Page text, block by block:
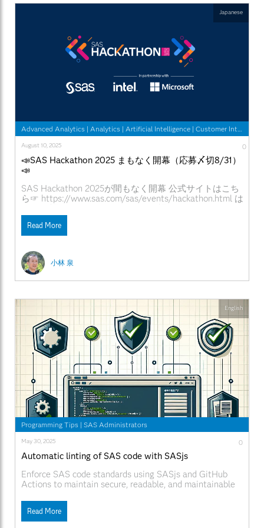
Advanced Analytics | Analytics | Artificial Intelligence | Customer Intelligence
小林 泉
August 10, 2025 0
📣SAS Hackathon 2025 まもなく開幕（応募〆切8/31）
📣
SAS Hackathon 2025が間もなく開幕 公式サイトはこち
ら☞ https://www.sas.com/sas/events/hackathon.html は
データは参加者ご自身で準備いただきます 2023年の日本
からの参加チームは、オープンデータを使用したチー
ム、普段の自社内の取り組みプロジェクトのデータを使
用したチームなどがありました 分析環境や、専門スキル
の支援などはSAS側で用意されます コミュニケーション
に使用する言語 日本からの参加者をサポートするメンタ
ーはSAS Japanから日本語を話す社員が担当する予定で
ます 成果物に使用する言語 成果物（プレゼン動画やプ
レゼン資料、アプリケーションなど）は英語になりま
す。昨年の日本からの参加チームはそれぞれ、英語での
プレゼン、無音声英語文字のみのプレゼン、英語機械音
声など様々な方法で対応されました 作業場所 オンライ
ンでの約１か月間の作業なので、作業場所は、参加チー
ムそれぞれで確保いただきます 2025 キックオフイベン
トの様子 ソーシャル メディア プラットフォーム経由で
視聴する LinkedIn☞
https://www.linkedin.com/events/7333469635326984193/
Youtube☞https://www.youtube.com/live/yp008_MVfF4
SAS Hackathonとは 好奇心は私たちの規範です 素晴らし
いアイデアは、どこからでも誰からでも生まれます。さ
まざまな地域から、さまざまな背景やスキルレベルを持
つデータ愛好家が集まると、驚くべきことが起こりま
スのやり方、人道的活動への取り組み方を変えるような
新しいものを発明するでしょう。好奇心旺盛な頭脳が協
力し合うと、世界が勝利するからです。 特長 仲間のプ
ログラマーと協力する 経験豊富なデータ サイエンティ
ストから初心者の技術者、パートナー、SAS エキスパー
トまで、誰もがクラウド上の SAS® Viya でオープン ソ
ースを使用します。 無料の学習リソースを活用する ト
Read More
Japanese
Programming Tips | SAS Administrators
May 30, 2025 0
Automatic linting of SAS code with SASjs
Enforce SAS code standards using SASjs and GitHub
Actions to maintain secure, readable, and maintainable
merging into protected branches.
Read More
English